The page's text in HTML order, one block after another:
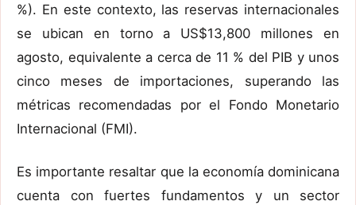
%). En este contexto, las reservas internacionales
se ubican en torno a US$13,800 millones en
agosto, equivalente a cerca de 11 % del PIB y unos
cinco meses de importaciones, superando las
métricas recomendadas por el Fondo Monetario
Internacional (FMI).
Es importante resaltar que la economía dominicana
cuenta con fuertes fundamentos y un sector